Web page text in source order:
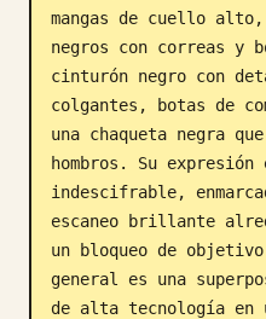
mangas de cuello
negros con correas
cinturón negro con
colgantes, botas de
una chaqueta negra
hombros. Su
indescifrable,
escaneo brillante
un bloqueo de
general es una
de alta tecnología en